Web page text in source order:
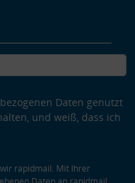
Daten genutzt
und weiß, dass ich
rapidmail. Mit Ihrer